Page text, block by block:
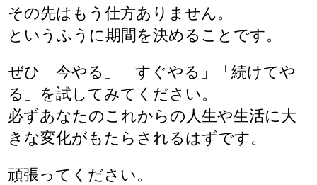
その先はもう仕方ありません。
というふうに期間を決めることです。
ぜひ「今やる」「すぐやる」「続けてや
る」を試してみてください。
必ずあなたのこれからの人生や生活に大
きな変化がもたらされるはずです。
頑張ってください。